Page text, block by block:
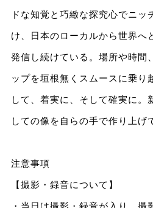
ドな知覚と巧緻な探究心でニッ
け、日本のローカルから世界へ
発信し続けている。場所や時間
ップを垣根無くスムースに乗り
して、着実に、そして確実に。
しての像を自らの手で作り上げ
注意事項
【撮影・録音について】